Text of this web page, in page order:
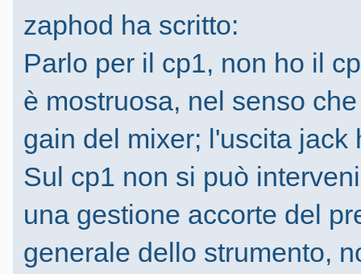
zaphod ha scritto:
Parlo per il cp1, non ho il
è mostruosa, nel senso
gain del mixer; l'uscita
Sul cp1 non si può
una gestione accorte del
generale dello strumento,